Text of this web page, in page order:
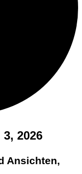
2026
Ansichten,